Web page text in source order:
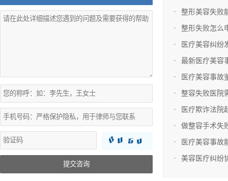
提交咨询
整形美容失败
整形失败怎么
医疗美容纠纷
最新医疗美容
医疗美容事故
整容失败医院
医疗欺诈法院
做整容手术失
医疗美容事故
美容医疗纠纷